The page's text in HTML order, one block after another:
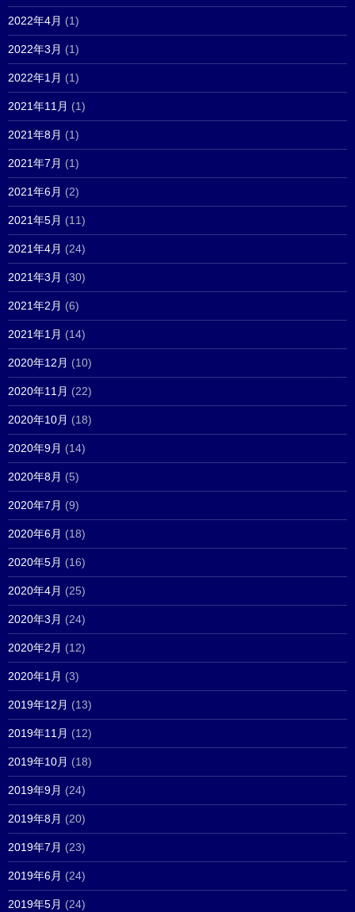
2022年4月 (1)
2022年3月 (1)
2022年1月 (1)
2021年11月 (1)
2021年8月 (1)
2021年7月 (1)
2021年6月 (2)
2021年5月 (11)
2021年4月 (24)
2021年3月 (30)
2021年2月 (6)
2021年1月 (14)
2020年12月 (10)
2020年11月 (22)
2020年10月 (18)
2020年9月 (14)
2020年8月 (5)
2020年7月 (9)
2020年6月 (18)
2020年5月 (16)
2020年4月 (25)
2020年3月 (24)
2020年2月 (12)
2020年1月 (3)
2019年12月 (13)
2019年11月 (12)
2019年10月 (18)
2019年9月 (24)
2019年8月 (20)
2019年7月 (23)
2019年6月 (24)
2019年5月 (24)